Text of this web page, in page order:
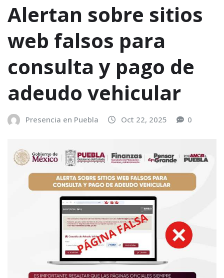
Alertan sobre sitios
web falsos para
consulta y pago de
adeudo vehicular
Presencia en Puebla Oct 22, 2025 0